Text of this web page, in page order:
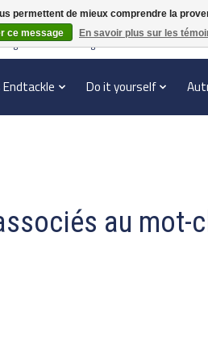
vanaf 70 euro gratis verzonden
Do it yourself
au mot-
permettent de mieux comprendre la
ce message
En savoir plus sur les